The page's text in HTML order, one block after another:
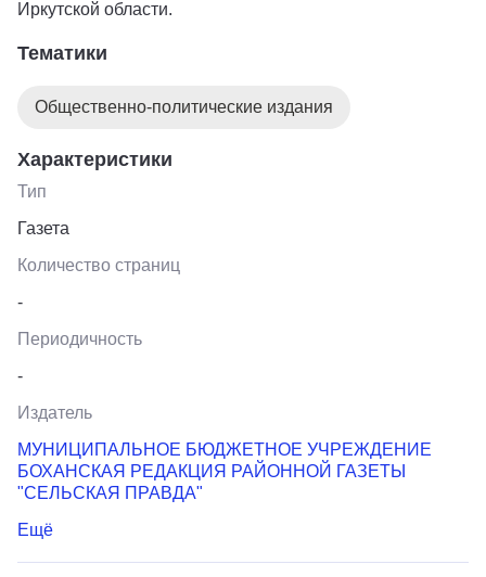
Иркутской области.
Тематики
Общественно-политические издания
Характеристики
Тип
Газета
Количество страниц
-
Периодичность
-
Издатель
МУНИЦИПАЛЬНОЕ БЮДЖЕТНОЕ УЧРЕЖДЕНИЕ
БОХАНСКАЯ РЕДАКЦИЯ РАЙОННОЙ ГАЗЕТЫ
"СЕЛЬСКАЯ ПРАВДА"
Ещё